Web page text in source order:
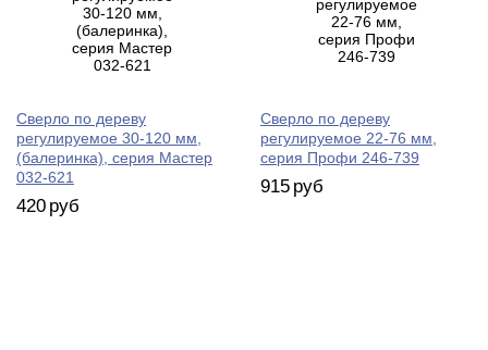
Сверло по дереву
регулируемое 30-120 мм,
(балеринка), серия Мастер
032-621
420 руб
Сверло по дереву
регулируемое 22-76 мм,
серия Профи 246-739
915 руб